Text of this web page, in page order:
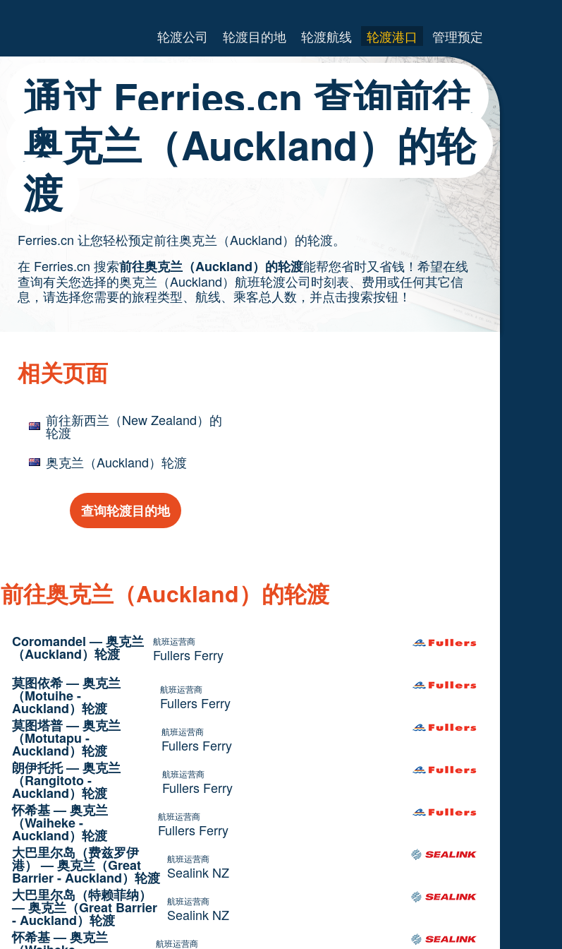
轮渡公司 轮渡目的地 轮渡航线 轮渡港口 管理预定
通过 Ferries.cn 查询前往
奥克兰（Auckland）的轮
渡
Ferries.cn 让您轻松预定前往奥克兰（Auckland）的轮渡。
在 Ferries.cn 搜索前往奥克兰（Auckland）的轮渡能帮您省时又省钱！希望在线
查询有关您选择的奥克兰（Auckland）航班轮渡公司时刻表、费用或任何其它信
息，请选择您需要的旅程类型、航线、乘客总人数，并点击搜索按钮！
前往奥克兰（Auckland）的轮渡
Coromandel — 奥克兰
（Auckland）轮渡
航班运营商
Fullers Ferry
莫图依希 — 奥克兰
（Motuihe -
Auckland）轮渡
航班运营商
Fullers Ferry
莫图塔普 — 奥克兰
（Motutapu -
Auckland）轮渡
航班运营商
Fullers Ferry
朗伊托托 — 奥克兰
（Rangitoto -
Auckland）轮渡
航班运营商
Fullers Ferry
怀希基 — 奥克兰
（Waiheke -
Auckland）轮渡
航班运营商
Fullers Ferry
大巴里尔岛（费兹罗伊
港） — 奥克兰（Great
Barrier - Auckland）轮渡
航班运营商
Sealink NZ
大巴里尔岛（特赖菲纳）
— 奥克兰（Great Barrier
- Auckland）轮渡
航班运营商
Sealink NZ
怀希基 — 奥克兰
航班运营商
相关页面
前往新西兰（New Zealand）的
轮渡
奥克兰（Auckland）轮渡
查询轮渡目的地